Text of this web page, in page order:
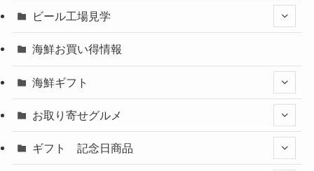
ビール工場見学
海鮮お買い得情報
海鮮ギフト
お取り寄せグルメ
ギフト 記念日商品